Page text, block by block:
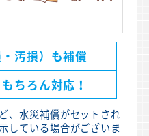
汚損）も補償
ちろん対応！
、水災補償がセットされ
している場合がございま